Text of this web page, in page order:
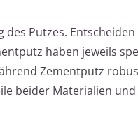
Putzes.
haben jeweils
Zementputz
beider Materialien